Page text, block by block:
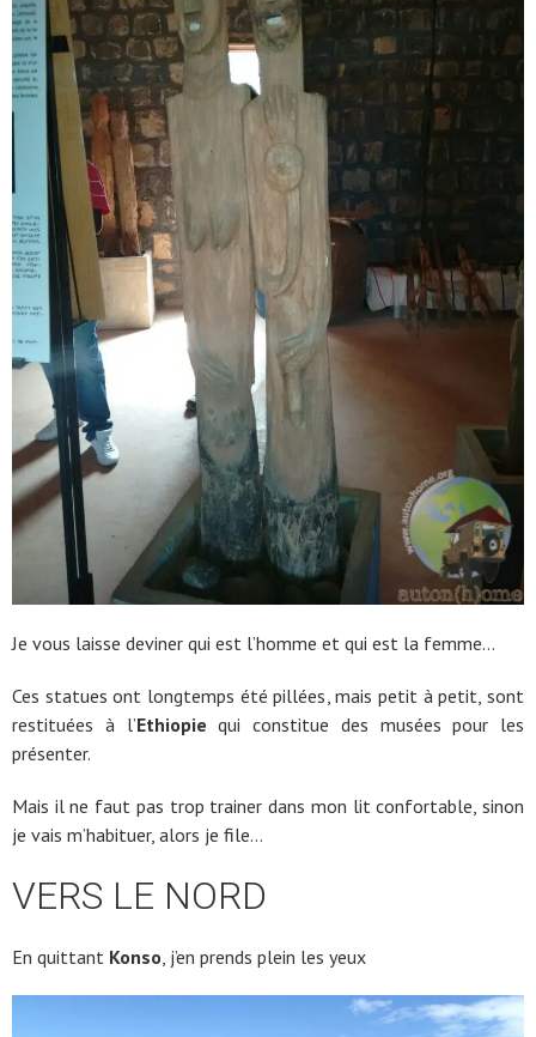
Je vous laisse deviner qui est l’homme et qui est la femme…
Ces statues ont longtemps été pillées, mais petit à petit, sont
restituées à l’Ethiopie qui constitue des musées pour les
présenter.
Mais il ne faut pas trop trainer dans mon lit confortable, sinon
je vais m’habituer, alors je file…
VERS LE NORD
En quittant Konso, j’en prends plein les yeux